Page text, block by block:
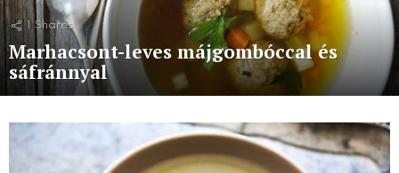
1 Shares
Marhacsont-leves májgombóccal és
sáfránnyal
More